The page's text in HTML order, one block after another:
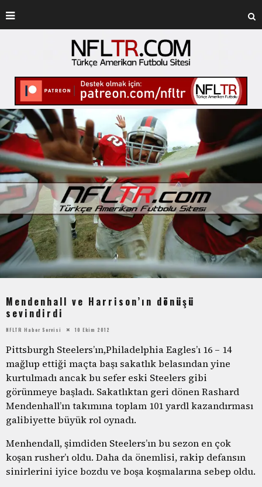
Mendenhall ve Harrison’ın dönüşü
sevindirdi
NFLTR Haber Servisi 10 Ekim 2012
Pittsburgh Steelers’ın,Philadelphia Eagles’ı 16 – 14
mağlup ettiği maçta başı sakatlık belasından yine
kurtulmadı ancak bu sefer eski Steelers gibi
görünmeye başladı. Sakatlıktan geri dönen Rashard
Mendenhall’ın takımına toplam 101 yardl kazandırması
galibiyette büyük rol oynadı.
Menhendall, şimdiden Steelers’ın bu sezon en çok
koşan rusher’ı oldu. Daha da önemlisi, rakip defansın
sinirlerini iyice bozdu ve boşa koşmalarına sebep oldu.